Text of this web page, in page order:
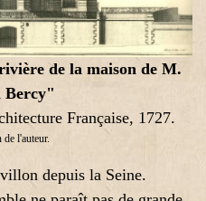
de la maison de M.
Bercy"
Française, 1727.
l'auteur.
depuis la Seine.